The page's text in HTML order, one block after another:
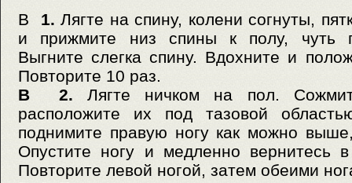
В 1. Лягте на спину, колени согнуты,
и прижмите низ спины к полу, чуть
Выгните слегка спину. Вдохните и
Повторите 10 раз.
В 2. Лягте ничком на пол.
расположите их под тазовой
поднимите правую ногу как можно
Опустите ногу и медленно вернитесь
Повторите левой ногой, затем обеими